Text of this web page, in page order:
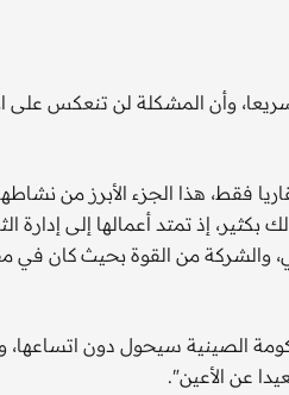
وأن المشكلة لن تنعكس على
فقط، هذا الجزء الأبرز من
من ذلك بكثير، إذ تمتد أعمالها إلى
والشركة من القوة بحيث كان في
الصينية سيحول دون
عن الأعين".